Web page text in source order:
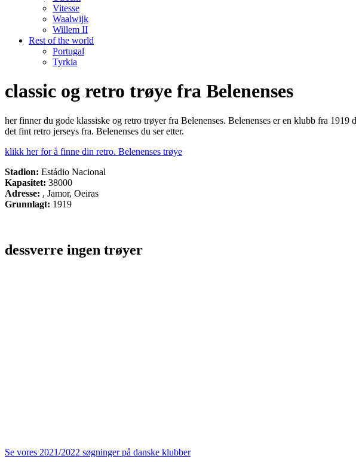
Vitesse
Waalwijk
Willem II
Rest of the world
Portugal
Tyrkia
classic og retro trøye fra Belenenses
her finner du gode klassiske og retro trøyer fra Belenenses. Belenenses er en klubb fra
det fint retro jerseys fra. Belenenses du ser etter.
klikk her for å finne din retro. Belenenses trøye
Stadion: Estádio Nacional
Kapasitet: 38000
Adresse: , Jamor, Oeiras
Grunnlagt: 1919
dessverre ingen trøyer
Se vores 2021/2022 søgninger på danske klubber